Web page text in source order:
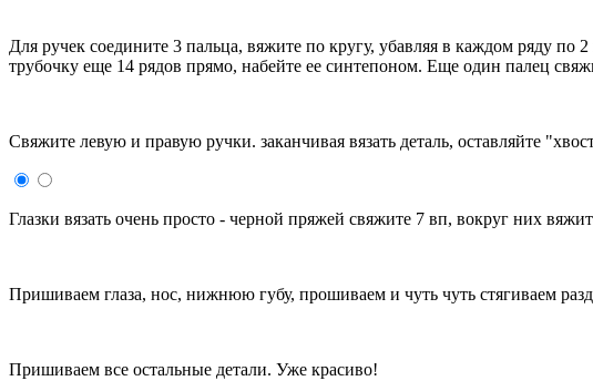
Для ручек соедините 3 пальца, вяжите по кругу, убавляя в каждом ряду по
трубочку еще 14 рядов прямо, набейте ее синтепоном. Еще один палец
Свяжите левую и правую ручки. заканчивая вязать деталь, оставляйте
Глазки вязать очень просто - черной пряжей свяжите 7 вп, вокруг них
Пришиваем глаза, нос, нижнюю губу, прошиваем и чуть чуть стягиваем
Пришиваем все остальные детали. Уже красиво!